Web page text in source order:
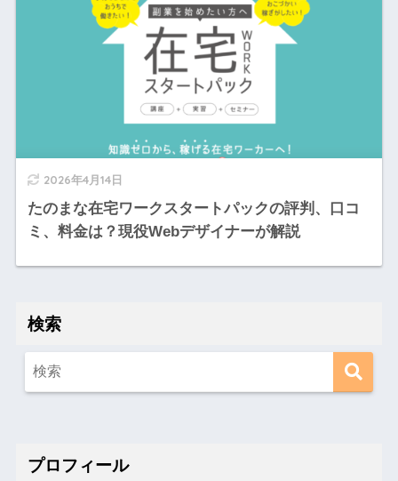
2026年4月14日
たのまな在宅ワークスタートパックの評判、口コ
ミ、料金は？現役Webデザイナーが解説
検索
プロフィール